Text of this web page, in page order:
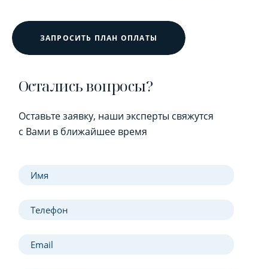
ЗАПРОСИТЬ ПЛАН ОПЛАТЫ
Остались вопросы?
Оставьте заявку, наши эксперты свяжутся
с Вами в ближайшее время